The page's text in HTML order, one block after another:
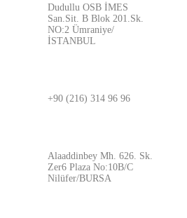
Dudullu OSB İMES
San.Sit. B Blok 201.Sk.
NO:2 Ümraniye/
İSTANBUL
+90 (216) 314 96 96
Alaaddinbey Mh. 626. Sk.
Zer6 Plaza No:10B/C
Nilüfer/BURSA